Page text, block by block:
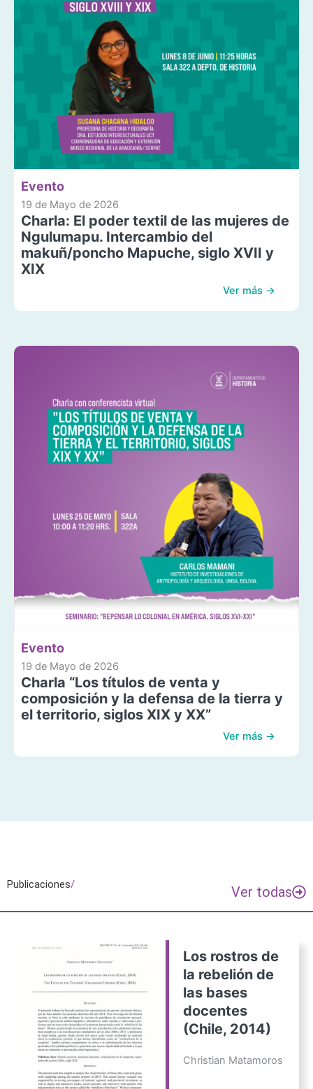
Evento
19 de Mayo de 2026
Charla: El poder textil de las mujeres de
Ngulumapu. Intercambio del
makuñ/poncho Mapuche, siglo XVII y
XIX
Ver más →
Evento
19 de Mayo de 2026
Charla “Los títulos de venta y
composición y la defensa de la tierra y
el territorio, siglos XIX y XX”
Ver más →
Publicaciones/ Ver todas
Los rostros de
la rebelión de
las bases
docentes
(Chile, 2014)
Christian Matamoros